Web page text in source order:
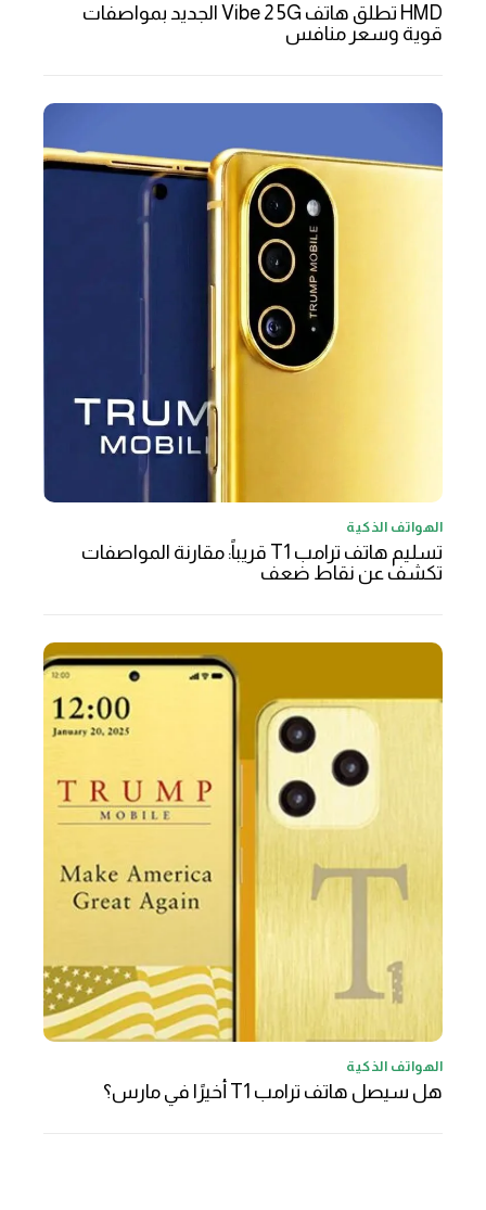
HMD تطلق هاتف Vibe 2 5G الجديد بمواصفات
قوية وسعر منافس
الهواتف الذكية
تسليم هاتف ترامب T1 قريباً: مقارنة المواصفات
تكشف عن نقاط ضعف
الهواتف الذكية
هل سيصل هاتف ترامب T1 أخيرًا في مارس؟